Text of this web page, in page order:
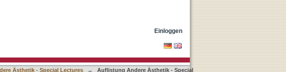
Einloggen
Ästhetik - Special Lectures →
Auflistung Andere Ästhetik - Special